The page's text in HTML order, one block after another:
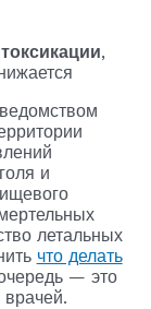
,
и
летальных
что делать
— это